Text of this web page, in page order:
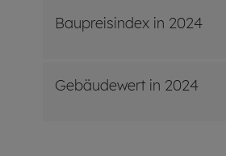
Baupreisindex in 2024
Gebäudewert in 2024